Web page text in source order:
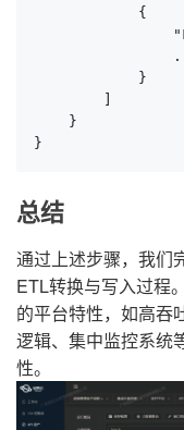
            {
            }
        ]
    }
}
总结
通过上述步骤，我们
ETL转换与写入过程
的平台特性，如高吞
逻辑、集中监控系统
性。